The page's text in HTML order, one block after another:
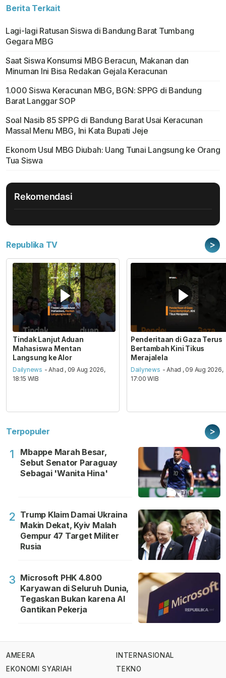
Berita Terkait
Lagi-lagi Ratusan Siswa di Bandung Barat Tumbang
Gegara MBG
Saat Siswa Konsumsi MBG Beracun, Makanan dan
Minuman Ini Bisa Redakan Gejala Keracunan
1.000 Siswa Keracunan MBG, BGN: SPPG di Bandung
Barat Langgar SOP
Soal Nasib 85 SPPG di Bandung Barat Usai Keracunan
Massal Menu MBG, Ini Kata Bupati Jeje
Ekonom Usul MBG Diubah: Uang Tunai Langsung ke Orang
Tua Siswa
Rekomendasi
Republika TV >
Tindak Lanjut Aduan
Mahasiswa Mentan
Langsung ke Alor
Dailynews - Ahad , 09 Aug 2026,
18:15 WIB
Penderitaan di Gaza Terus
Bertambah Kini Tikus
Merajalela
Dailynews - Ahad , 09 Aug 2026,
17:00 WIB
Terpopuler >
1
Mbappe Marah Besar,
Sebut Senator Paraguay
Sebagai 'Wanita Hina'
2 Trump Klaim Damai Ukraina
Makin Dekat, Kyiv Malah
Gempur 47 Target Militer
Rusia
3 Microsoft PHK 4.800
Karyawan di Seluruh Dunia,
Tegaskan Bukan karena AI
Gantikan Pekerja
AMEERA
EKONOMI SYARIAH
INTERNASIONAL
TEKNO